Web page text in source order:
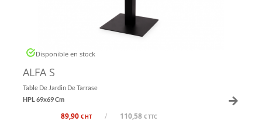
Disponible en stock
ALFA S
Table De Jardin De Tarrase
HPL 69x69 Cm
89,90 € HT / 110,58 € TTC